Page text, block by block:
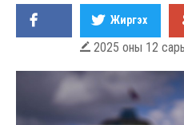
Жиргэх
 2025 оны 12